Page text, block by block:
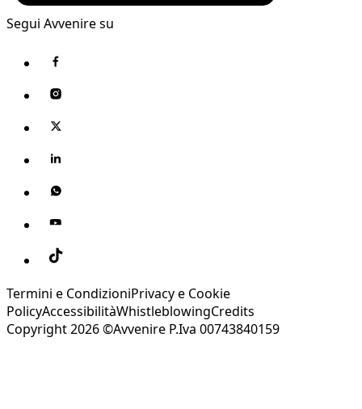
Segui Avvenire su
Termini e CondizioniPrivacy e Cookie
PolicyAccessibilitàWhistleblowingCredits
Copyright 2026 ©Avvenire P.Iva 00743840159